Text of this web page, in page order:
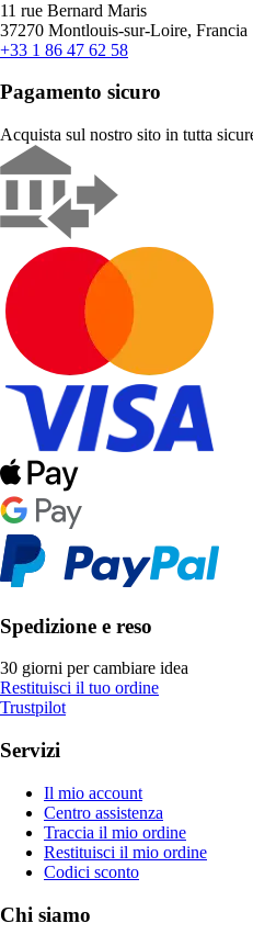
11 rue Bernard Maris
37270 Montlouis-sur-Loire, Francia
+33 1 86 47 62 58
Pagamento sicuro
Acquista sul nostro sito in tutta
Spedizione e reso
30 giorni per cambiare idea
Restituisci il tuo ordine
Trustpilot
Servizi
Il mio account
Centro assistenza
Traccia il mio ordine
Restituisci il mio ordine
Codici sconto
Chi siamo